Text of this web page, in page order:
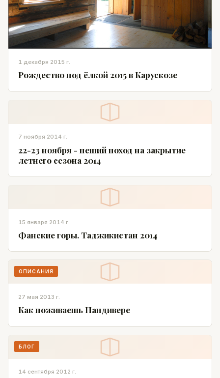
1 декабря 2015 г.
Рождество под ёлкой 2015 в Карускозе
7 ноября 2014 г.
22-23 ноября - пеший поход на закрытие
летнего сезона 2014
15 января 2014 г.
Фанские горы. Таджикистан 2014
ОПИСАНИЯ
27 мая 2013 г.
Как поживаешь Пандивере
БЛОГ
14 сентября 2012 г.